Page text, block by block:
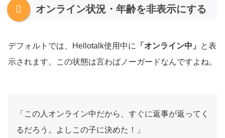
オンライン状況・年齢を非表示にする
デフォルトでは、Hellotalk使用中に 「オンライン中」
と表
示されます。この状態は言わばノーガードなんですよね。
「この人オンライン中だから、すぐに返事が返ってく
るだろう。よしこの子に決めた！」